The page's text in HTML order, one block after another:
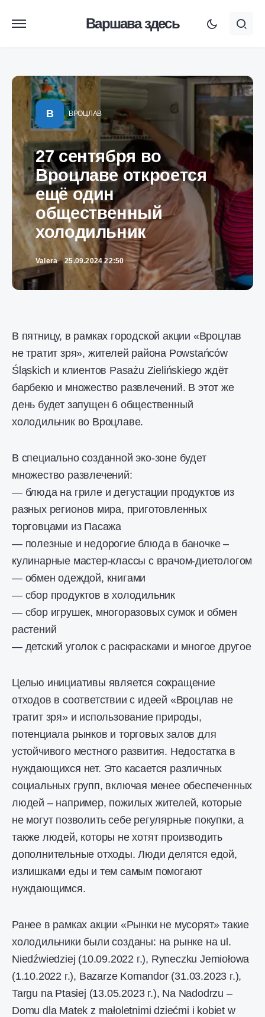
Варшава здесь
В ВРОЦЛАВ
27 сентября во
Вроцлаве откроется
ещё один
общественный
холодильник
Valera 25.09.2024 22:50
В пятницу, в рамках городской акции «Вроцлав
не тратит зря», жителей района Powstańców
Śląskich и клиентов Pasażu Zielińskiego ждёт
барбекю и множество развлечений. В этот же
день будет запущен 6 общественный
холодильник во Вроцлаве.
В специально созданной эко-зоне будет
множество развлечений:
— блюда на гриле и дегустации продуктов из
разных регионов мира, приготовленных
торговцами из Пасажа
— полезные и недорогие блюда в баночке –
кулинарные мастер-классы с врачом-диетологом
— обмен одеждой, книгами
— сбор продуктов в холодильник
— сбор игрушек, многоразовых сумок и обмен
растений
— детский уголок с раскрасками и многое другое
Целью инициативы является сокращение
отходов в соответствии с идеей «Вроцлав не
тратит зря» и использование природы,
потенциала рынков и торговых залов для
устойчивого местного развития. Недостатка в
нуждающихся нет. Это касается различных
социальных групп, включая менее обеспеченных
людей – например, пожилых жителей, которые
не могут позволить себе регулярные покупки, а
также людей, которы не хотят производить
дополнительные отходы. Люди делятся едой,
излишками еды и тем самым помогают
нуждающимся.
Ранее в рамках акции «Рынки не мусорят» такие
холодильники были созданы: на рынке на ul.
Niedźwiedziej (10.09.2022 г.), Ryneczku Jemiołowa
(1.10.2022 г.), Bazarze Komandor (31.03.2023 г.),
Targu na Ptasiej (13.05.2023 г.), Na Nadodrzu –
Domu dla Matek z małoletnimi dziećmi i kobiet w